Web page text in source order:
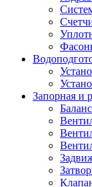
Запорная и